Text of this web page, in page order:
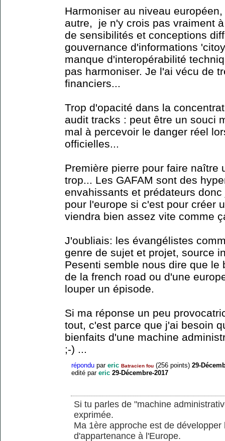
Harmoniser au niveau
autre, je n'y crois pas vraiment
de sensibilités et conceptions
gouvernance d'informations
manque d'interopérabilité
pas harmoniser. Je l'ai vécu de
financiers...
Trop d'opacité dans la
audit tracks : peut être un souci
mal à percevoir le danger réel
officielles...
Première pierre pour faire naître
trop... Les GAFAM sont des
envahissants et prédateurs
pour l'europe si c'est pour créer
viendra bien assez vite comme
J'oubliais: les évangélistes
genre de sujet et projet, source
Pesenti semble nous dire que le
de la french road ou d'une
louper un épisode.
Si ma réponse un peu
tout, c'est parce que j'ai besoin
bienfaits d'une machine
;-) ...
répondu par eric Batracien fou (256 points) 29-
edité par eric 29-Décembre-2017
Si tu parles de "machine
exprimée.
Ma 1ère approche est de
d'appartenance à l'Europe.